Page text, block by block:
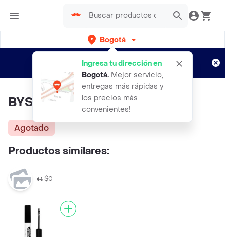
Bogotá
Ingresa tu dirección en
Bogotá. Mejor servicio,
entregas más rápidas y
los precios más
convenientes!
envíos gratis por semanas
Aplican TyC
BYS Maquillaje Tinte Cejas
Agotado
Productos similares:
$0